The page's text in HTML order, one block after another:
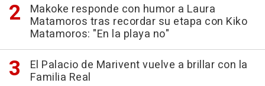
Makoke responde con humor a Laura
Matamoros tras recordar su etapa con Kiko
Matamoros: "En la playa no"
El Palacio de Marivent vuelve a brillar con la
Familia Real